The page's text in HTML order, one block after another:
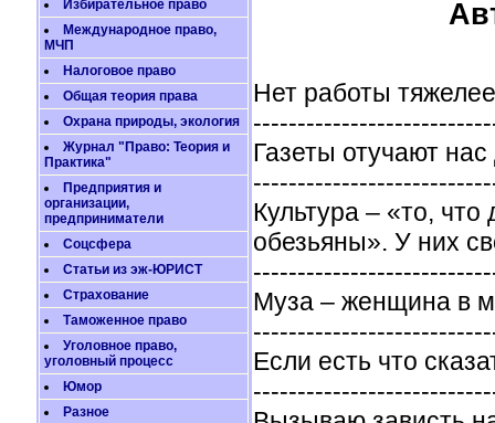
Избирательное право
Международное право,
МЧП
Налоговое право
Общая теория права
Охрана природы, экология
Журнал "Право: Теория и
Практика"
Предприятия и
организации,
предприниматели
Соцсфера
Статьи из эж-ЮРИСТ
Страхование
Таможенное право
Уголовное право,
уголовный процесс
Юмор
Разное
Нет работы
Газеты отучают
Культура – «то,
обезьяны». У них
Муза – женщина в
Если есть что